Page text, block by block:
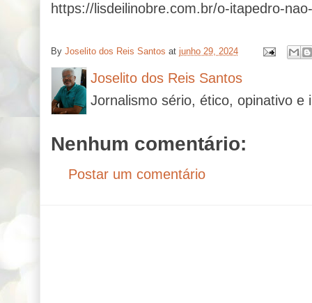
https://lisdeilinobre.com.br/o-itapedro-
By Joselito dos Reis Santos at junho 29, 2024
Joselito dos Reis Santos
Jornalismo sério, ético, opinativo e
Nenhum comentário:
Postar um comentário